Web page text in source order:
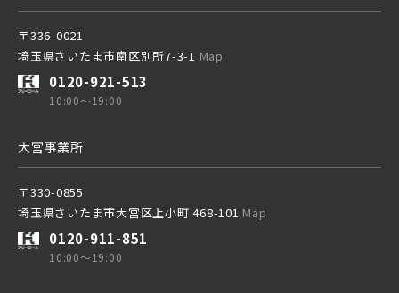
東京メトロ有楽町線
北総鉄道
埼玉高速鉄道
東武日光線
小学校まで徒歩圏内
〒336-0021
埼玉県さいたま市南区別所7-3-1 Map
0120-921-513
10:00～19:00
大宮事業所
〒330-0855
埼玉県さいたま市大宮区上小町 468-101 Map
0120-911-851
10:00～19:00